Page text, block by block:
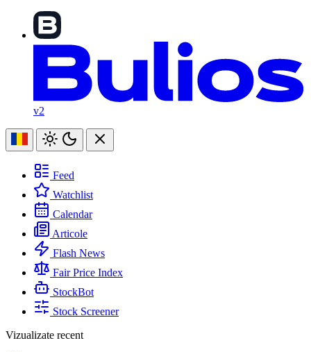
v2
Feed
Watchlist
Calendar
Articole
Flash News
Fair Price Index
StockBot
Stock Screener
Vizualizate recent